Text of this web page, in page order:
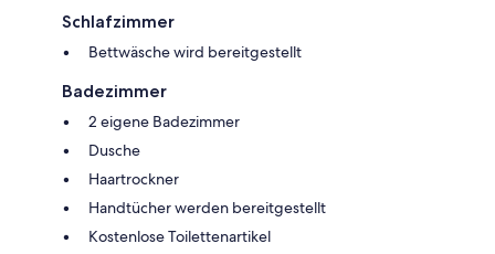
Schlafzimmer
Bettwäsche wird bereitgestellt
Badezimmer
2 eigene Badezimmer
Dusche
Haartrockner
Handtücher werden bereitgestellt
Kostenlose Toilettenartikel